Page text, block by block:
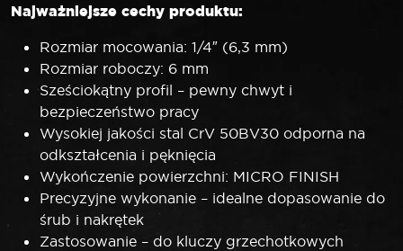
Najważniejsze cechy produktu:
Rozmiar mocowania: 1/4″ (6,3 mm)
Rozmiar roboczy: 6 mm
Sześciokątny profil – pewny chwyt i
bezpieczeństwo pracy
Wysokiej jakości stal CrV 50BV30 odporna na
odkształcenia i pęknięcia
Wykończenie powierzchni: MICRO FINISH
Precyzyjne wykonanie – idealne dopasowanie do
śrub i nakrętek
Zastosowanie – do kluczy grzechotkowych